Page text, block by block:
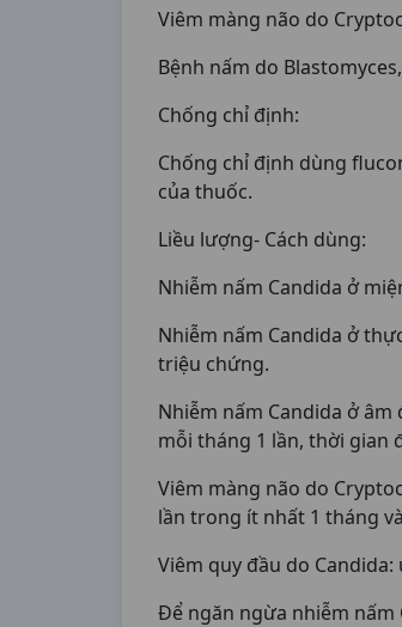
Viêm màng não do
Bệnh nấm do
Chống chỉ định:
Chống chỉ định dùng
của thuốc.
Liều lượng- Cách dùng:
Nhiễm nấm Candida ở
Nhiễm nấm Candida ở
triệu chứng.
Nhiễm nấm Candida ở
mỗi tháng 1 lần, thời
Viêm màng não do
lần trong ít nhất 1 tháng
Viêm quy đầu do
Để ngăn ngừa nhiễm nấm